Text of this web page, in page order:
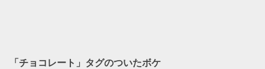
「チョコレート 」タグのついたボケ